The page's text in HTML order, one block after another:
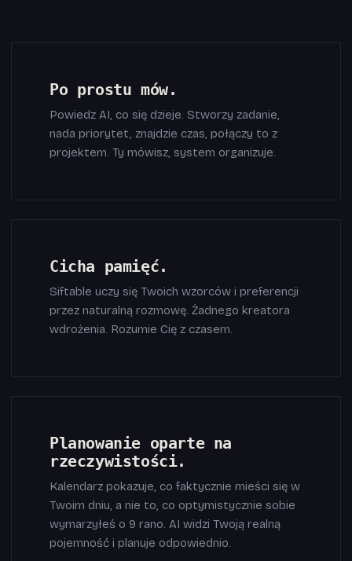
Po prostu mów.
Powiedz AI, co się dzieje. Stworzy zadanie,
nada priorytet, znajdzie czas, połączy to z
projektem. Ty mówisz, system organizuje.
Cicha pamięć.
Siftable uczy się Twoich wzorców i preferencji
przez naturalną rozmowę. Żadnego kreatora
wdrożenia. Rozumie Cię z czasem.
Planowanie oparte na
rzeczywistości.
Kalendarz pokazuje, co faktycznie mieści się w
Twoim dniu, a nie to, co optymistycznie sobie
wymarzyłeś o 9 rano. AI widzi Twoją realną
pojemność i planuje odpowiednio.